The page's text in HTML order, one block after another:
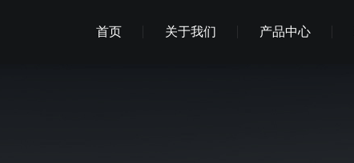
首页 关于我们 产品中心